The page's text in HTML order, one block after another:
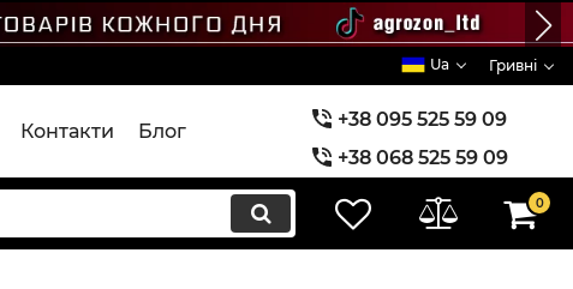
Ua Гривні
Контакти Блог
+38 095 525 59 09
+38 068 525 59 09
+38 073 525 59 09
0